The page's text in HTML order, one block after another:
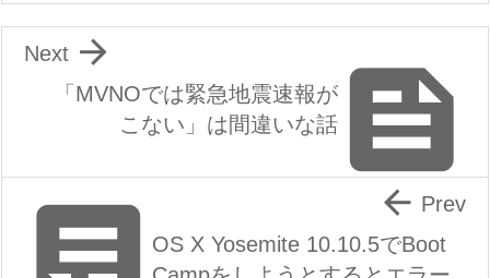

「MVNOでは緊急地震速報が
こない」は間違いな話

Next
OS X Yosemite 10.10.5でBoot
 Prev